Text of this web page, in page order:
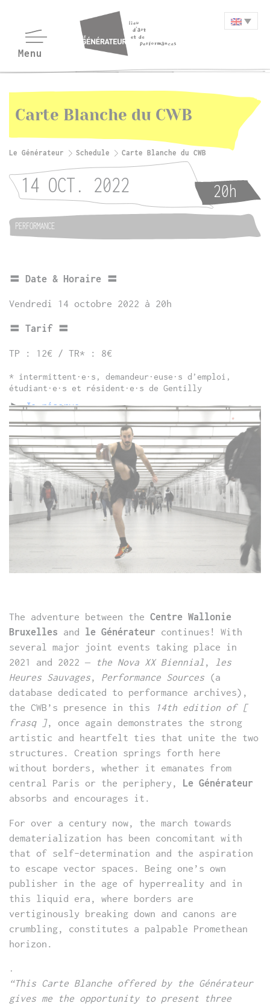
Carte Blanche du CWB
Le Générateur Schedule Carte Blanche du CWB
14 OCT. 2022 20h
PERFORMANCE
〓 Date & Horaire 〓
Vendredi 14 octobre 2022 à 20h
〓 Tarif 〓
TP : 12€ / TR* : 8€
* intermittent·e·s, demandeur·euse·s d’emploi,
étudiant·e·s et résident·e·s de Gentilly
► Je réserve
The adventure between the Centre Wallonie
Bruxelles and le Générateur continues! With
several major joint events taking place in
2021 and 2022 –
the Nova XX Biennial ,
les
Heures Sauvages, Performance Sources (a
database dedicated to performance archives),
the CWB’s presence in this
14th edition of [
frasq ], once again demonstrates the strong
artistic and heartfelt ties that unite the two
structures. Creation springs forth here
without borders, whether it emanates from
central Paris or the periphery,
Le Générateur
absorbs and encourages it.
For over a century now, the march towards
dematerialization has been concomitant with
that of self-determination and the aspiration
to escape vector spaces. Being one’s own
publisher in the age of hyperreality and in
this liquid era, where borders are
vertiginously breaking down and canons are
crumbling, constitutes a palpable Promethean
horizon.
.
“This Carte Blanche offered by the Générateur
gives me the opportunity to present three